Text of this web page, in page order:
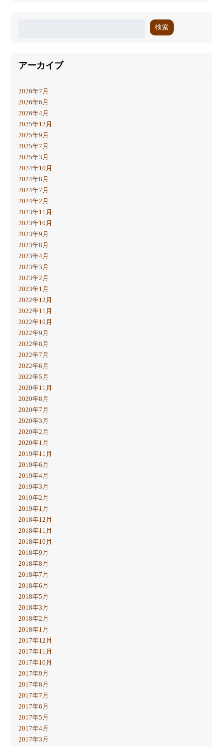
検索
アーカイブ
2026年7月
2026年6月
2026年4月
2025年12月
2025年9月
2025年7月
2025年3月
2024年10月
2024年8月
2024年7月
2024年2月
2023年11月
2023年10月
2023年9月
2023年8月
2023年4月
2023年3月
2023年2月
2023年1月
2022年12月
2022年11月
2022年10月
2022年9月
2022年8月
2022年7月
2022年6月
2022年5月
2020年11月
2020年8月
2020年7月
2020年3月
2020年2月
2020年1月
2019年11月
2019年6月
2019年4月
2019年3月
2019年2月
2019年1月
2018年12月
2018年11月
2018年10月
2018年9月
2018年8月
2018年7月
2018年6月
2018年5月
2018年3月
2018年2月
2018年1月
2017年12月
2017年11月
2017年10月
2017年9月
2017年8月
2017年7月
2017年6月
2017年5月
2017年4月
2017年3月